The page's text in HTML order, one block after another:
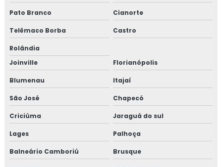
Pato Branco Cianorte
Telêmaco Borba Castro
Rolândia
Joinville
Florianópolis
Blumenau Itajaí
São José Chapecó
Criciúma Jaraguá do sul
Lages Palhoça
Balneário Camboriú Brusque